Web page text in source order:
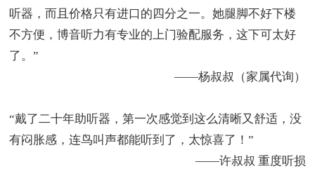
听器，而且价格只有进口的四分之一。她腿脚不好下楼
不方便，博音听力有专业的上门验配服务，这下可太好
了。”
——杨叔叔（家属代询）
“戴了二十年助听器，第一次感觉到这么清晰又舒适，没
有闷胀感，连鸟叫声都能听到了，太惊喜了！”
——许叔叔 重度听损